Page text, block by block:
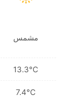
مشمس
13.3°C
7.4°C